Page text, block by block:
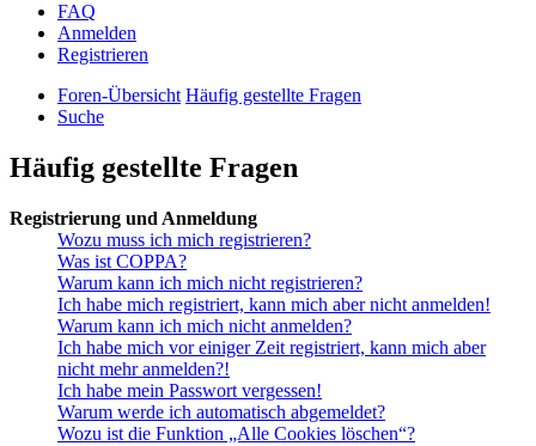
FAQ
Anmelden
Registrieren
Foren-Übersicht Häufig gestellte Fragen
Suche
Häufig gestellte Fragen
Registrierung und Anmeldung
Wozu muss ich mich registrieren?
Was ist COPPA?
Warum kann ich mich nicht registrieren?
Ich habe mich registriert, kann mich aber nicht anmelden!
Warum kann ich mich nicht anmelden?
Ich habe mich vor einiger Zeit registriert, kann mich aber
nicht mehr anmelden?!
Ich habe mein Passwort vergessen!
Warum werde ich automatisch abgemeldet?
Wozu ist die Funktion „Alle Cookies löschen“?